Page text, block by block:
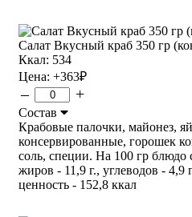
Салат Вкусный краб 350 гр
Ккал: 534
Цена: +363₽
– +
Состав
Крабовые палочки, майонез,
консервированные, горошек
соль, специи. На 100 гр блюдо
жиров - 11,9 г., углеводов - 4,9
ценность - 152,8 ккал